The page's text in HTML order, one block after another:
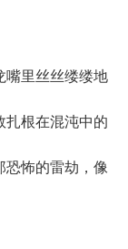
里丝丝缕缕地
扎根在混沌中的
恐怖的雷劫，像